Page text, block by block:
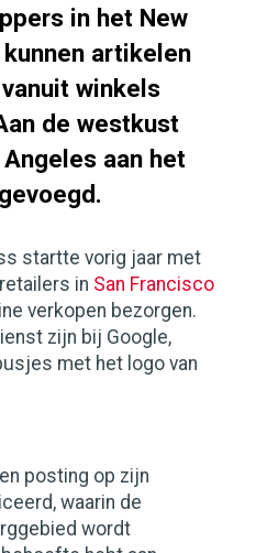
in het New
artikelen
winkels
de westkust
aan het
startte vorig jaar met
in San Francisco
verkopen bezorgen.
zijn bij Google,
met het logo van
posting op zijn
waarin de
wordt